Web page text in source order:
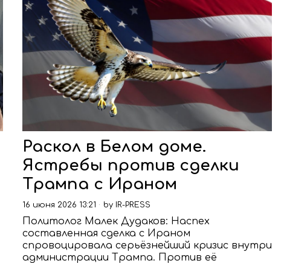
Раскол в Белом доме.
Ястребы против сделки
Трампа с Ираном
16 июня 2026 13:21 by IR-PRESS
Политолог Малек Дудаков: Наспех
составленная сделка с Ираном
спровоцировала серьёзнейший кризис внутри
администрации Трампа. Против её